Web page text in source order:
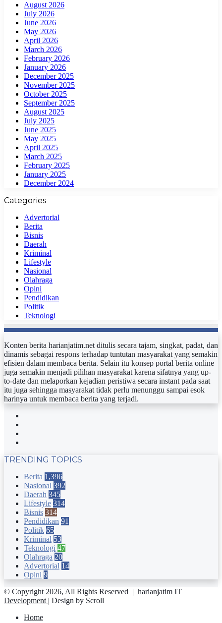
August 2026
July 2026
June 2026
May 2026
April 2026
March 2026
February 2026
January 2026
December 2025
November 2025
October 2025
September 2025
August 2025
July 2025
June 2025
May 2025
April 2025
March 2025
February 2025
January 2025
December 2024
Categories
Advertorial
Berita
Bisnis
Daerah
Kriminal
Lifestyle
Nasional
Olahraga
Opini
Pendidikan
Politik
Teknologi
Konten berita harianjatim.net ditulis secara tajam, singkat, padat, dan
dinamis sebagai respons terhadap tuntutan masyarakat yang semakin
efisien dalam membaca berita. Selain itu konsep portal berita online
juga semakin menjadi pilihan masyarakat karena sifatnya yang up-
to-date dan melaporkan kejadian peristiwa secara instant pada saat
itu juga sehingga masyarakat tidak perlu menunggu sampai esok
harinya untuk membaca berita yang terjadi.
TRENDING TOPICS
Berita 1,396
Nasional 392
Daerah 345
Lifestyle 314
Bisnis 314
Pendidikan 91
Politik 65
Kriminal 53
Teknologi 47
Olahraga 20
Advertorial 14
Opini 9
© Copyright 2026, All Rights Reserved | harianjatim IT
Development | Design by Scroll
Home